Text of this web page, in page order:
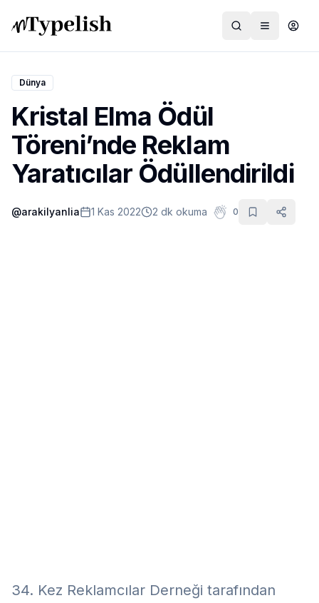
Dünya
Film ve Dizi
Kültür ve Sanat
Sağlık
Dünya
Kristal Elma Ödül
Töreni’nde Reklam
Yaratıcılar Ödüllendirildi
@arakilyanlia 1 Kas 2022 2 dk okuma 0
34. Kez Reklamcılar Derneği tarafından